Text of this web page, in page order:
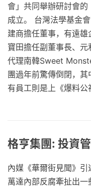
會」共同舉辦研討會
成立。 台灣法學基金
建商擔任董事，有遠
寶田擔任副董事長、元
代理南韓Sweet
團過年前驚傳倒閉，其
有員工則是上《爆料公
格亨集團: 投資
內媒《華爾街見聞》
萬達內部反腐牽扯出